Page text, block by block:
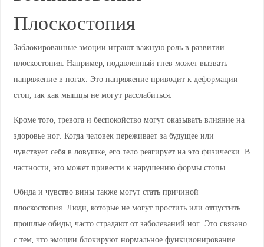
Плоскостопия
Заблокированные эмоции играют важную роль в развитии
плоскостопия. Например, подавленный гнев может вызвать
напряжение в ногах. Это напряжение приводит к деформации
стоп, так как мышцы не могут расслабиться.
Кроме того, тревога и беспокойство могут оказывать влияние на
здоровье ног. Когда человек переживает за будущее или
чувствует себя в ловушке, его тело реагирует на это физически. В
частности, это может привести к нарушению формы стопы.
Обида и чувство вины также могут стать причиной
плоскостопия. Люди, которые не могут простить или отпустить
прошлые обиды, часто страдают от заболеваний ног. Это связано
с тем, что эмоции блокируют нормальное функционирование